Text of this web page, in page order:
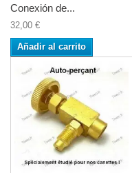
Conexión de...
32,00 €
Añadir al carrito